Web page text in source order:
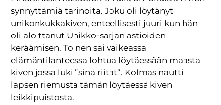
synnyttämiä tarinoita. Joku oli löytänyt
unikonkukkakiven, enteellisesti juuri kun hän
oli aloittanut Unikko-sarjan astioiden
keräämisen. Toinen sai vaikeassa
elämäntilanteessa lohtua löytäessään maasta
kiven jossa luki ”sinä riität”. Kolmas nautti
lapsen riemusta tämän löytäessä kiven
leikkipuistosta.